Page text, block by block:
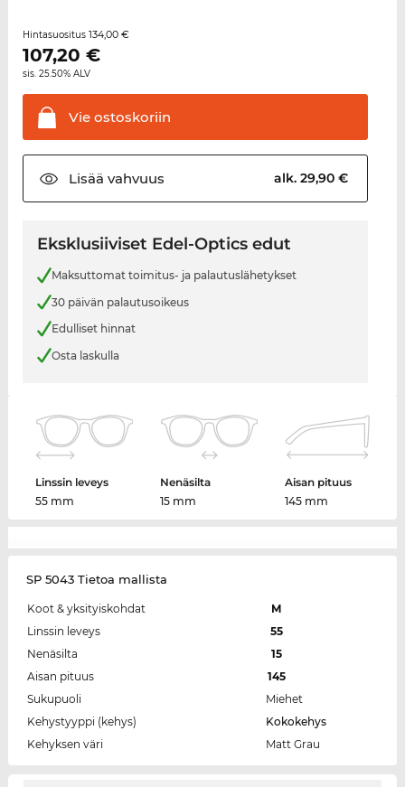
Hintasuositus 134,00 €
107,20 €
sis. 25.50% ALV
Vieostoskoriin
Lisää vahvuus alk. 29,90 €
Eksklusiiviset Edel-Optics edut
Maksuttomat toimitus- ja palautuslähetykset
30 päivän palautusoikeus
Edulliset hinnat
Osta laskulla
Linssin leveys
55 mm
Nenäsilta
15 mm
Aisan pituus
145 mm
SP 5043 Tietoa mallista
Koot & yksityiskohdat
M
Linssin leveys
55
Nenäsilta
15
Aisan pituus
145
Sukupuoli
Miehet
Kehystyyppi (kehys)
Kokokehys
Kehyksen väri
Matt Grau